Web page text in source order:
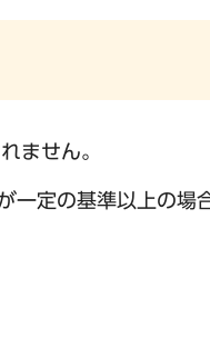
ません。
一定の基準以上の場